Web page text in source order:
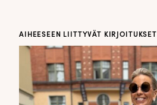
AIHEESEEN LIITTYVÄT KIRJOITUKSET